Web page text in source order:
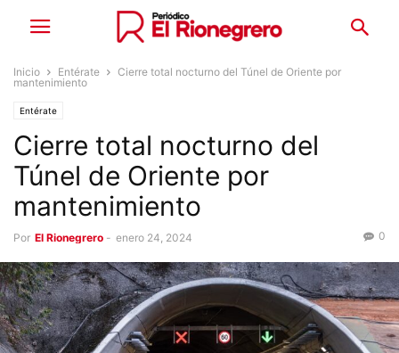
Inicio Entérate
Cierre total nocturno del Túnel de Oriente por
mantenimiento
Entérate
Cierre total nocturno del
Túnel de Oriente por
mantenimiento
Por El Rionegrero - enero 24, 2024 0